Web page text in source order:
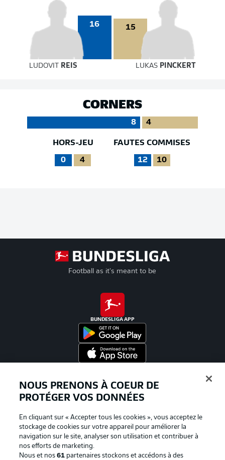
16 15
LUDOVIT REIS LUKAS PINCKERT
CORNERS
8 4
HORS-JEU
0 4
FAUTES COMMISES
12 10
Football as it's meant to be
BUNDESLIGA APP
NOUS PRENONS À COEUR DE
PROTÉGER VOS DONNÉES
En cliquant sur « Accepter tous les cookies », vous acceptez le
stockage de cookies sur votre appareil pour améliorer la
navigation sur le site, analyser son utilisation et contribuer à
nos efforts de marketing.
Nous et nos61 partenaires stockons et accédons à des